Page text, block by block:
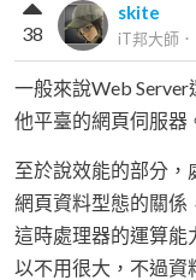
skite
iT邦大師 ．
38
一般來說Web
他平臺的網頁伺服器
至於說效能的部分，
網頁資料型態的關係
這時處理器的運算能
以不用很大，不過資